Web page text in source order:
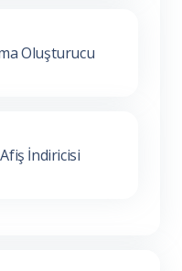
Oluşturucu
İndiricisi